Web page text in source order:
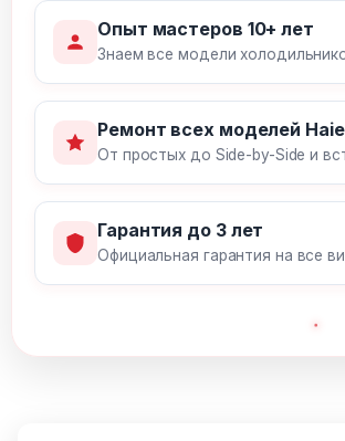
Опыт мастеров 10+ лет
Знаем все модели
Ремонт всех моделей
От простых до Side-by-Side и
Гарантия до 3 лет
Официальная гарантия на все